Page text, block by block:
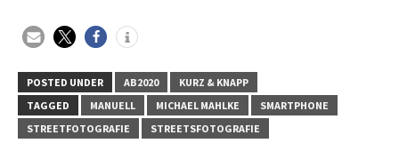
POSTED UNDER AB2020
KURZ & KNAPP
TAGGED
MANUELL MICHAEL MAHLKE
SMARTPHONE
STREETFOTOGRAFIE
STREETSFOTOGRAFIE